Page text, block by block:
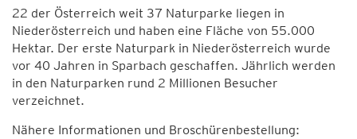
22 der Österreich weit 37 Naturparke liegen in
Niederösterreich und haben eine Fläche von 55.000
Hektar. Der erste Naturpark in Niederösterreich wurde
vor 40 Jahren in Sparbach geschaffen. Jährlich werden
in den Naturparken rund 2 Millionen Besucher
verzeichnet.
Nähere Informationen und Broschürenbestellung: